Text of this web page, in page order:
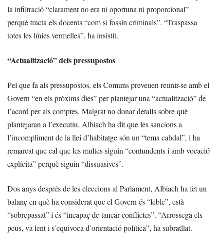
la infiltració “clarament no era ni oportuna ni proporcional”
perquè tracta els docents “com si fossin criminals”. “Traspassa
totes les línies vermelles”, ha insistit.
“Actualització” dels pressupostos
Pel que fa als pressupostos, els Comuns preveuen reunir-se amb el
Govern “en els pròxims dies” per plantejar una “actualització” de
l’acord per als comptes. Malgrat no donar detalls sobre què
plantejaran a l’executiu, Albiach ha dit que les sancions a
l’incompliment de la llei d’habitatge són un “tema cabdal”, i ha
remarcat que cal que les multes siguin “contundents i amb vocació
explícita” perquè siguin “dissuasives”.
Dos anys després de les eleccions al Parlament, Albiach ha fet un
balanç en què ha considerat que el Govern és “feble”, està
“sobrepassat” i és “incapaç de tancar conflictes”. “Arrossega els
peus, va lent i s’equivoca d’orientació política”, ha subratllat.